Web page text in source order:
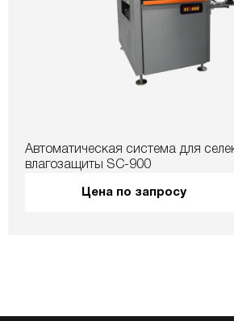
Автоматическая система для
влагозащиты SC-900
Цена по запросу